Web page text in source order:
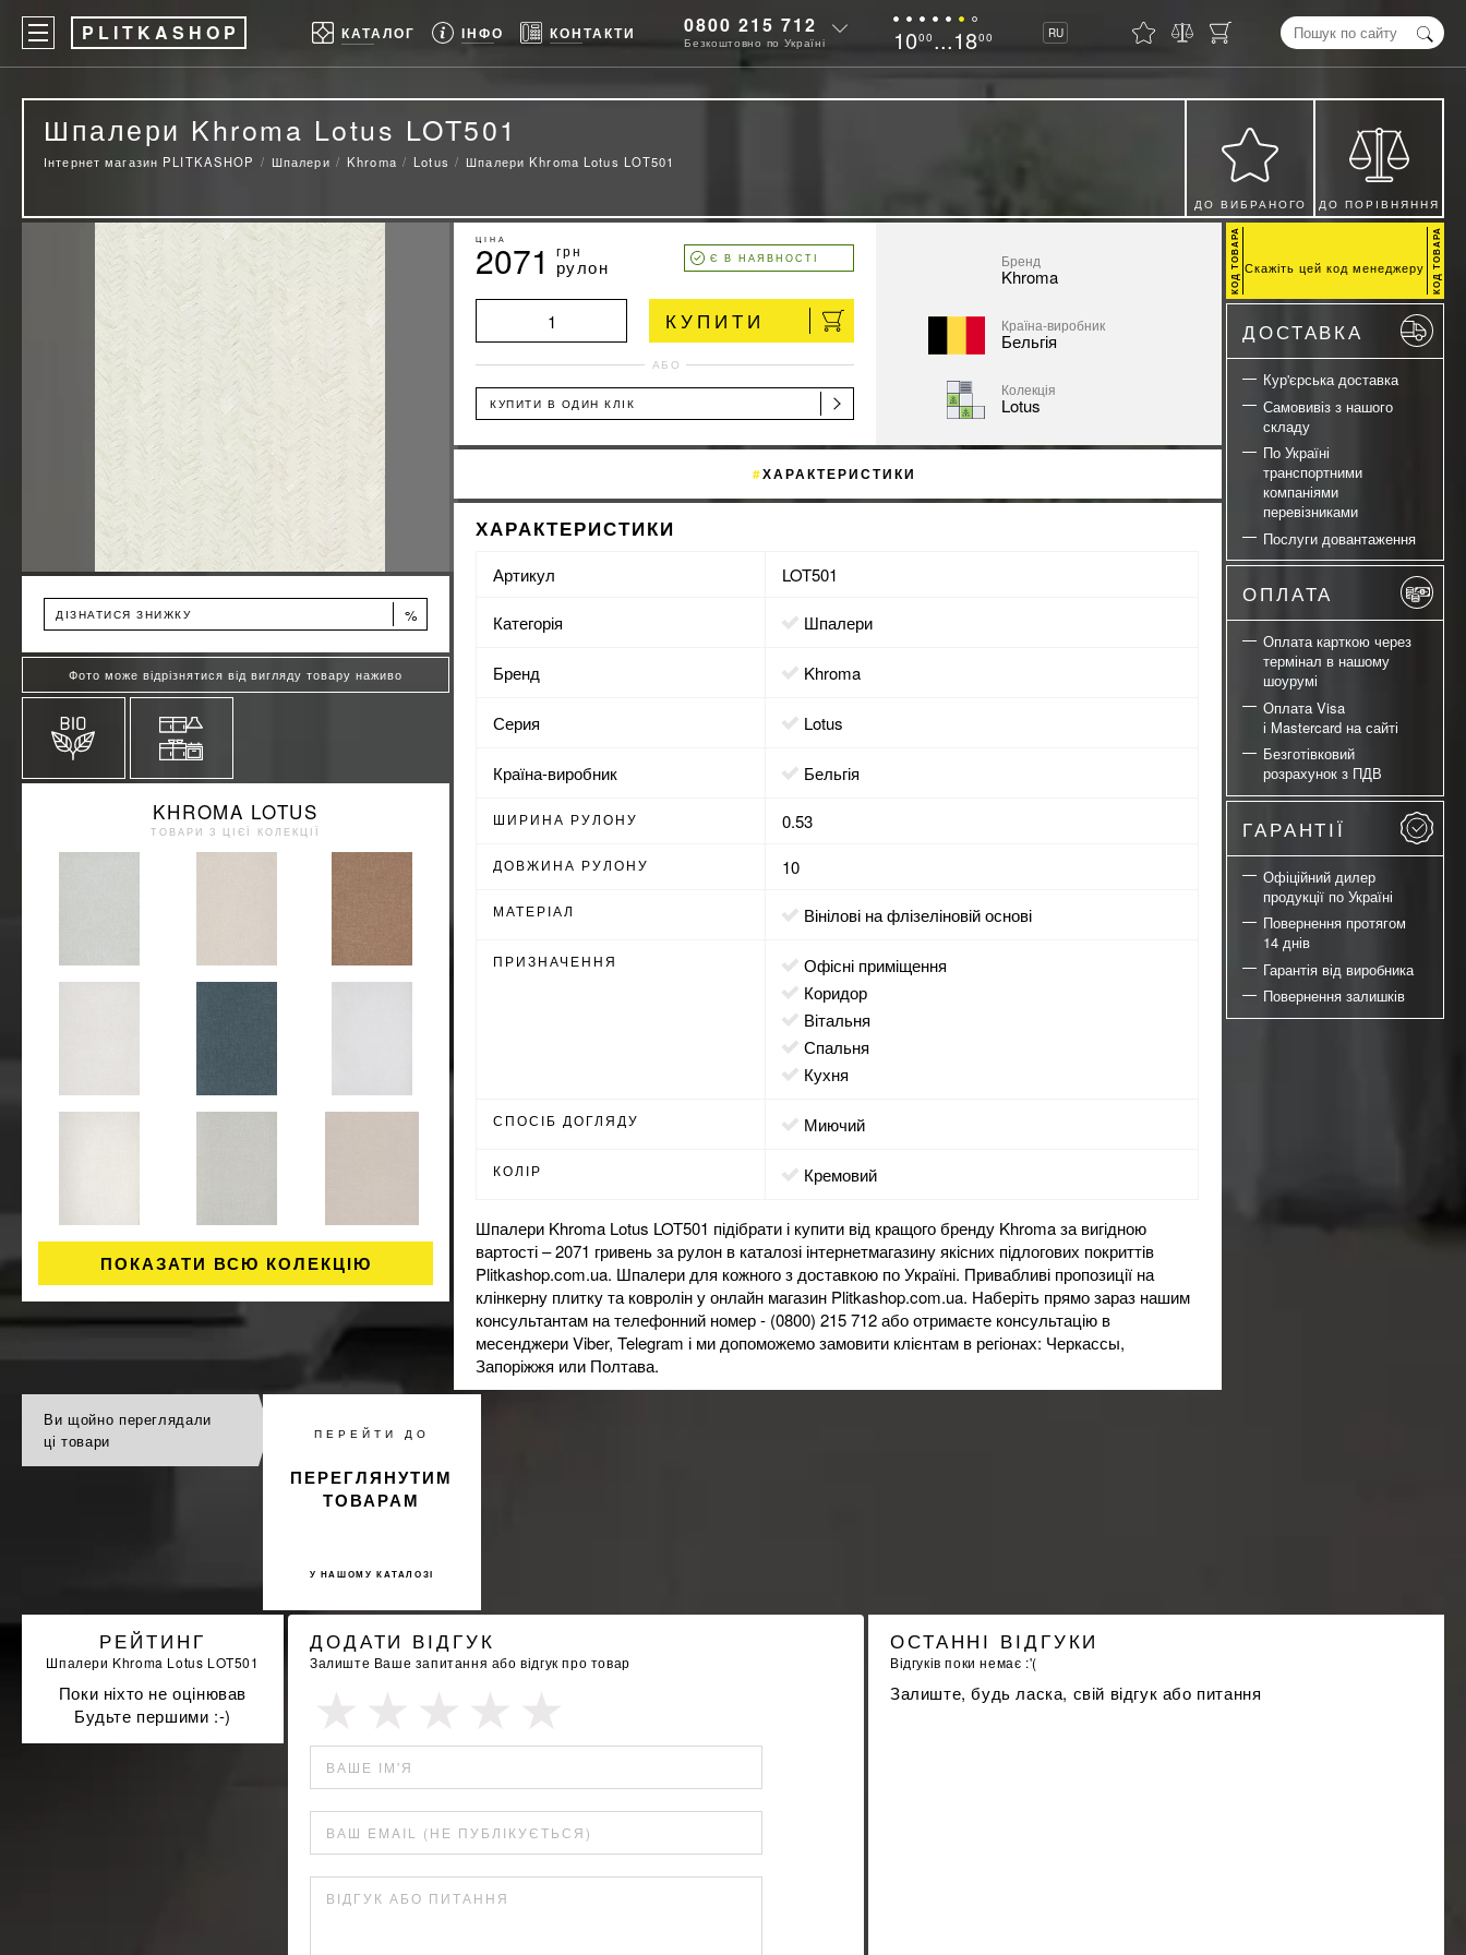
P LITKASHOP КАТАЛОГ ІНФО КОНТАКТИ 0800 215 712
Безкоштовно по Україні 1000 ...1800 RU
Шпалери Khroma Lotus LOT501
Інтернет магазин PLITKASHOP Шпалери Khroma Lotus Шпалери Khroma Lotus LOT501
ДО ВИБРАНОГО ДО ПОРІВНЯННЯ
ДІЗНАТИСЯ ЗНИЖКУ %
Фото може відрізнятися від вигляду товару наживо
KHROMA LOTUS
ТОВАРИ З ЦІЄЇ КОЛЕКЦІЇ
ПОКАЗАТИ ВСЮ КОЛЕКЦІЮ
ЦІНА
2071 грн
рулон Є В НАЯВНОСТІ
КУПИТИ
АБО
КУПИТИ В ОДИН КЛІК
Бренд
Khroma
Країна-виробник
Бельгія
Колекція
Lotus
ХАРАКТЕРИСТИКИ
ХАРАКТЕРИСТИКИ
Артикул LOT501
Категорія Шпалери
Бренд Khroma
Серия Lotus
Країна-виробник Бельгія
ШИРИНА РУЛОНУ 0.53
ДОВЖИНА РУЛОНУ 10
МАТЕРІАЛ вінілові на флізеліновій основі
ПРИЗНАЧЕННЯ
офісні приміщення
коридор
вітальня
спальня
кухня
СПОСІБ ДОГЛЯДУ миючий
КОЛІР кремовий
Шпалери Khroma Lotus LOT501 підібрати і купити від кращого бренду Khroma за вигідною
вартості – 2071 гривень за рулон в каталозі інтернетмагазинуякісних підлогових покриттів
Plitkashop.com.ua. Шпалери для кожного з доставкою по Україні. Привабливі пропозиції на
клінкерну плиткута ковроліну онлайн магазин Plitkashop.com.ua. Наберіть прямо зараз нашим
консультантам на телефонний номер - (0800) 215 712 або отримаєте консультацію в
месенджери Viber, Telegram і ми допоможемо замовити клієнтам в регіонах: Черкассы,
Запоріжжя или Полтава.
Скажіть цей код менеджеру
ДОСТАВКА
Кур'єрська доставка
Самовивіз з нашого
складу
По Україні
транспортними
компаніями
перевізниками
Послуги довантаження
ОПЛАТА
Оплата карткою через
термінал в нашому
шоурумі
Оплата Visa
і Mastercard на сайті
Безготівковий
розрахунок з ПДВ
ГАРАНТІЇ
Офіційний дилер
продукції по Україні
Повернення протягом
14 днів
Гарантія від виробника
Повернення залишків
Ви щойно переглядали
ці товари
ПЕРЕЙТИ ДО
У НАШОМУ КАТАЛОЗІ
ПЕРЕГЛЯНУТИМ
ТОВАРАМ
РЕЙТИНГ
Шпалери Khroma Lotus LOT501
Поки ніхто не оцінював
Будьте першими :-)
ДОДАТИ ВІДГУК
Залиште Ваше запитання або відгук про товар
ВАШЕ ІМ'Я
ВАШ EMAIL (НЕ ПУБЛІКУЄТЬСЯ)
ВІДГУК АБО ПИТАННЯ
ОСТАННІ ВІДГУКИ
Відгуків поки немає :'(
Залиште, будь ласка, свій відгук або питання